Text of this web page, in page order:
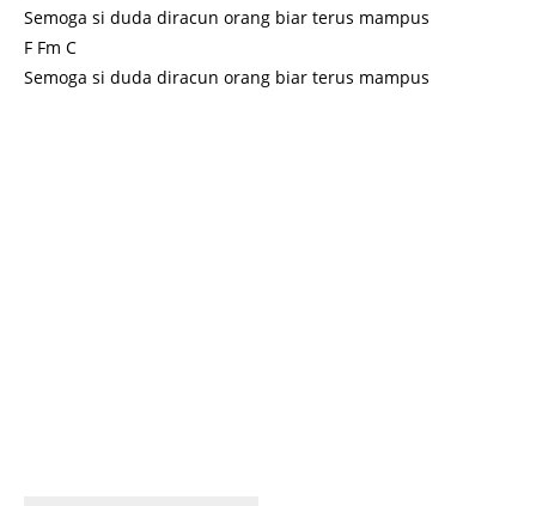
Semoga si duda diracun orang biar terus mampus
F Fm C
Semoga si duda diracun orang biar terus mampus